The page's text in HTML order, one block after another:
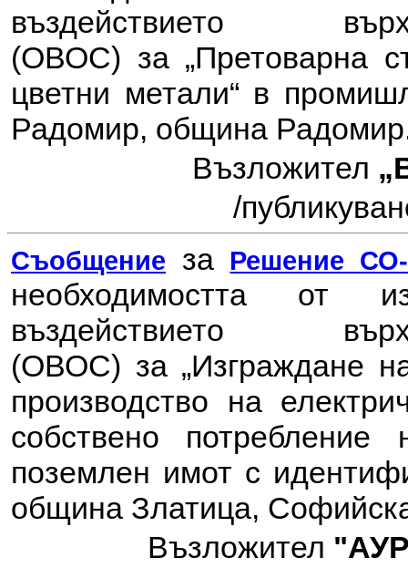
въздействието
(ОВОС) за „Претоварна
цветни метали“ в
Радомир, община
Възложител
/
Съобщение за Решение СО-
необходимостта от
въздействието
(ОВОС) за „Изграждане
производство на
собствено
поземлен имот с
община Златица,
Възложител